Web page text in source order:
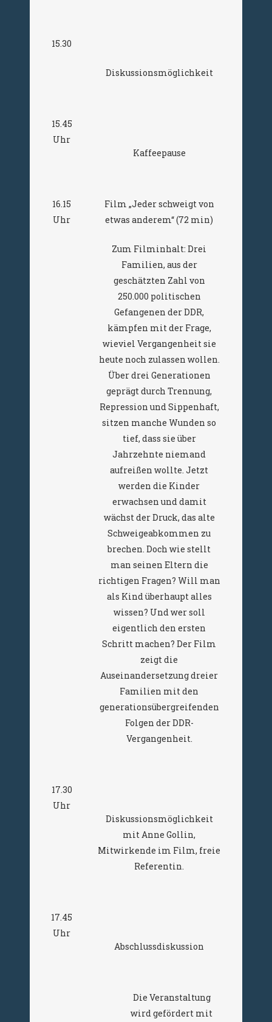
15.30
Diskussionsmöglichkeit
15.45
Uhr
Kaffeepause
16.15
Uhr
Film „Jeder schweigt von
etwas anderem“ (72 min)
Zum Filminhalt: Drei
Familien, aus der
geschätzten Zahl von
250.000 politischen
Gefangenen der DDR,
kämpfen mit der Frage,
wieviel Vergangenheit sie
heute noch zulassen wollen.
Über drei Generationen
geprägt durch Trennung,
Repression und Sippenhaft,
sitzen manche Wunden so
tief, dass sie über
Jahrzehnte niemand
aufreißen wollte. Jetzt
werden die Kinder
erwachsen und damit
wächst der Druck, das alte
Schweigeabkommen zu
brechen. Doch wie stellt
man seinen Eltern die
richtigen Fragen? Will man
als Kind überhaupt alles
wissen? Und wer soll
eigentlich den ersten
Schritt machen? Der Film
zeigt die
Auseinandersetzung dreier
Familien mit den
generationsübergreifenden
Folgen der DDR-
Vergangenheit.
17.30
Uhr
Diskussionsmöglichkeit
mit Anne Gollin,
Mitwirkende im Film, freie
Referentin.
17.45
Uhr
Abschlussdiskussion
Die Veranstaltung
wird gefördert mit